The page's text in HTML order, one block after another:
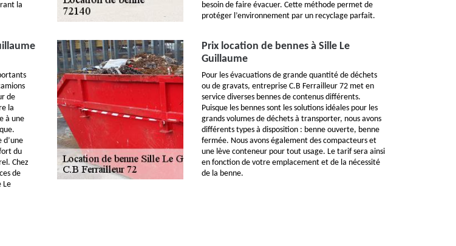
la
besoin de faire évacuer. Cette méthode permet de
protéger l’environnement par un recyclage parfait.
de
la
à une
d’une
du
Chez
de
Le
Prix location de bennes à Sille Le
Guillaume
Pour les évacuations de grande quantité de déchets
ou de gravats, entreprise C.B Ferrailleur 72 met en
service diverses bennes de contenus différents.
Puisque les bennes sont les solutions idéales pour les
grands volumes de déchets à transporter, nous avons
différents types à disposition : benne ouverte, benne
fermée. Nous avons également des compacteurs et
une lève conteneur pour tout usage. Le tarif sera ainsi
en fonction de votre emplacement et de la nécessité
de la benne.